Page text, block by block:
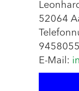
52064
E-Mail: